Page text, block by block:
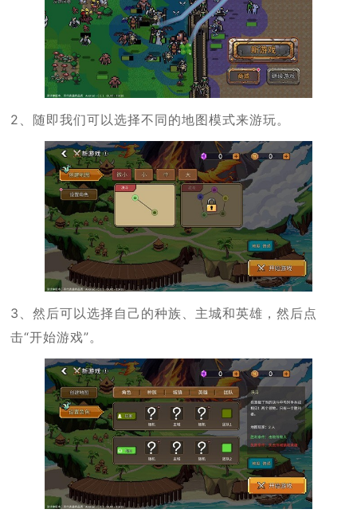
2、随即我们可以选择不同的地图模式来游玩。
3、然后可以选择自己的种族、主城和英雄，然后点
击“开始游戏”。